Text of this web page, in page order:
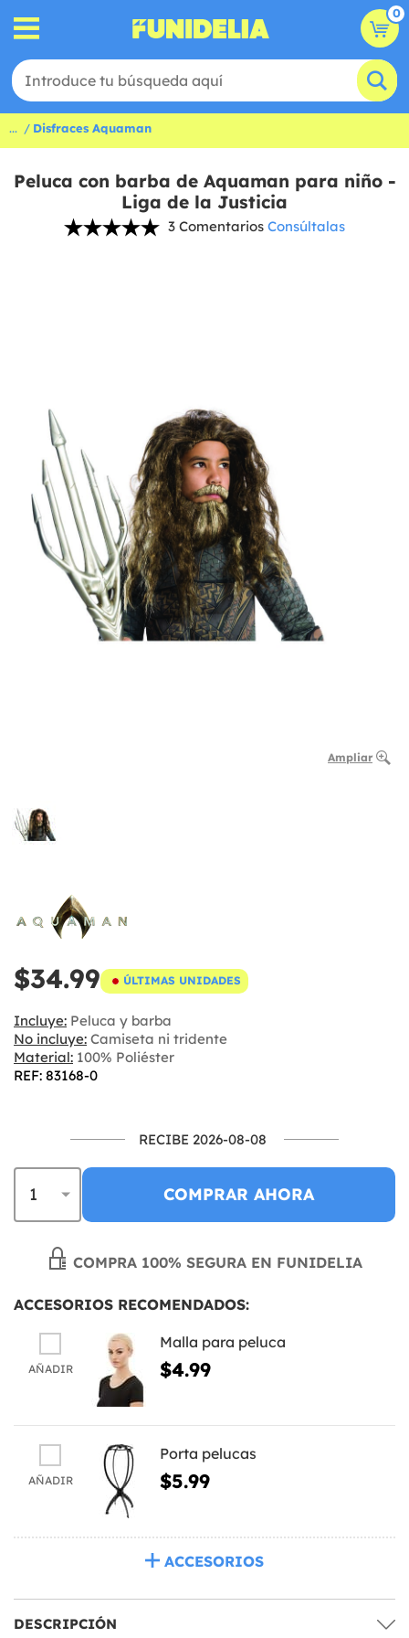
0
... Disfraces Aquaman
Peluca con barba de Aquaman para niño -
Liga de la Justicia
3 Comentarios Consúltalas
Ampliar
$34.99 ÚLTIMAS UNIDADES
Incluye: Peluca y barba
No incluye: Camiseta ni tridente
Material: 100% Poliéster
REF: 83168-0
RECIBE 2026-08-08
COMPRAR AHORA
COMPRA 100% SEGURA EN FUNIDELIA
ACCESORIOS RECOMENDADOS:
AÑADIR
Malla para peluca
$4.99
AÑADIR
Porta pelucas
$5.99
ACCESORIOS
DESCRIPCIÓN